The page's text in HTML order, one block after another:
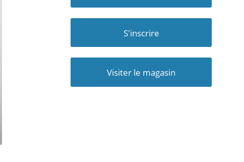
S'inscrire
Visiter le magasin